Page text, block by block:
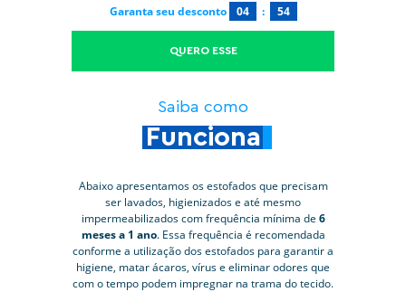
Garanta seu desconto 04 : 53
QUERO ESSE
Saiba como
Funciona
Abaixo apresentamos os estofados que precisam
ser lavados, higienizados e até mesmo
impermeabilizados com frequência mínima de 6
meses a 1 ano. Essa frequência é recomendada
conforme a utilização dos estofados para garantir a
higiene, matar ácaros, vírus e eliminar odores que
com o tempo podem impregnar na trama do tecido.